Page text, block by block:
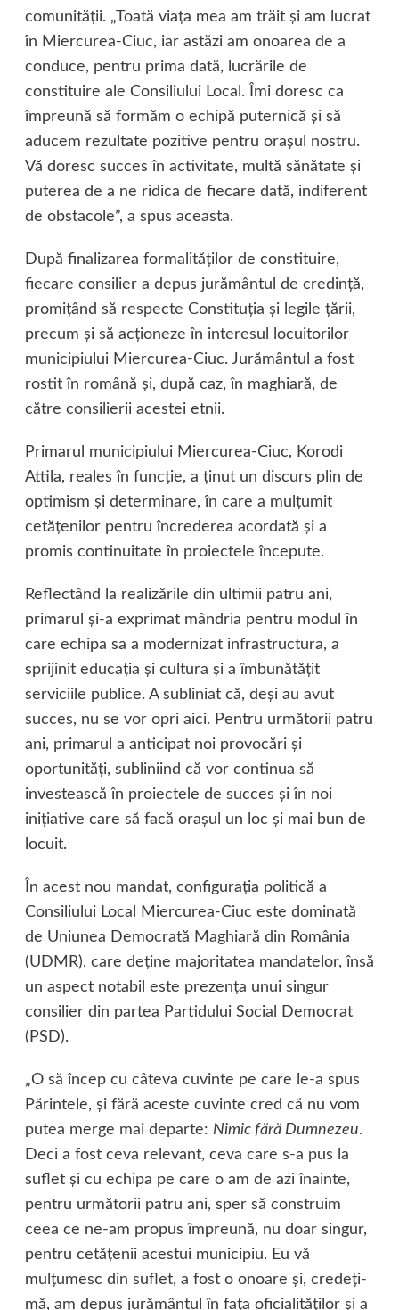
comunităţii. „Toată viaţa mea am trăit şi am lucrat
în Miercurea-Ciuc, iar astăzi am onoarea de a
conduce, pentru prima dată, lucrările de
constituire ale Consiliului Local. Îmi doresc ca
împreună să formăm o echipă puternică şi să
aducem rezultate pozitive pentru oraşul nostru.
Vă doresc succes în activitate, multă sănătate şi
puterea de a ne ridica de fiecare dată, indiferent
de obstacole”, a spus aceasta.
După finalizarea formalităţilor de constituire,
fiecare consilier a depus jurământul de credinţă,
promiţând să respecte Constituţia şi legile ţării,
precum şi să acţioneze în interesul locuitorilor
municipiului Miercurea-Ciuc. Jurământul a fost
rostit în română şi, după caz, în maghiară, de
către consilierii acestei etnii.
Primarul municipiului Miercurea-Ciuc, Korodi
Attila, reales în funcţie, a ţinut un discurs plin de
optimism şi determinare, în care a mulţumit
cetăţenilor pentru încrederea acordată şi a
promis continuitate în proiectele începute.
Reflectând la realizările din ultimii patru ani,
primarul şi-a exprimat mândria pentru modul în
care echipa sa a modernizat infrastructura, a
sprijinit educaţia şi cultura şi a îmbunătăţit
serviciile publice. A subliniat că, deşi au avut
succes, nu se vor opri aici. Pentru următorii patru
ani, primarul a anticipat noi provocări şi
oportunităţi, subliniind că vor continua să
investească în proiectele de succes şi în noi
iniţiative care să facă oraşul un loc şi mai bun de
locuit.
În acest nou mandat, configuraţia politică a
Consiliului Local Miercurea-Ciuc este dominată
de Uniunea Democrată Maghiară din România
(UDMR), care deţine majoritatea mandatelor, însă
un aspect notabil este prezenţa unui singur
consilier din partea Partidului Social Democrat
(PSD).
„O să încep cu câteva cuvinte pe care le-a spus
Părintele, şi fără aceste cuvinte cred că nu vom
putea merge mai departe: Nimic fără Dumnezeu.
Deci a fost ceva relevant, ceva care s-a pus la
suflet şi cu echipa pe care o am de azi înainte,
pentru următorii patru ani, sper să construim
ceea ce ne-am propus împreună, nu doar singur,
pentru cetăţenii acestui municipiu. Eu vă
mulţumesc din suflet, a fost o onoare şi, credeţi-
mă, am depus jurământul în faţa oficialităţilor şi a